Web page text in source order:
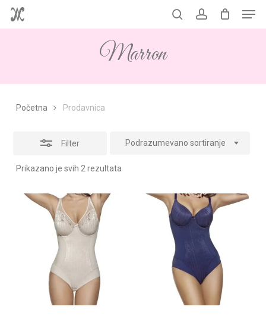
Skip
to
searchaccount
Korpa Close
Marron
Početna Prodavnica
Filter
Prikazano je svih 2 rezultata
Podrazumevano sortiranje
Close